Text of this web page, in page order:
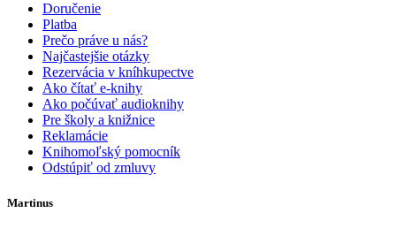
Doručenie
Platba
Prečo práve u nás?
Najčastejšie otázky
Rezervácia v kníhkupectve
Ako čítať e-knihy
Ako počúvať audioknihy
Pre školy a knižnice
Reklamácie
Knihomoľský pomocník
Odstúpiť od zmluvy
Martinus